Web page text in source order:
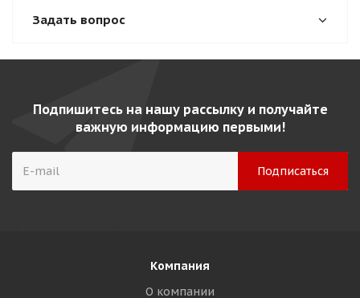
Задать вопрос
Подпишитесь на нашу рассылку и получайте
важную информацию первыми!
Компания
О компании